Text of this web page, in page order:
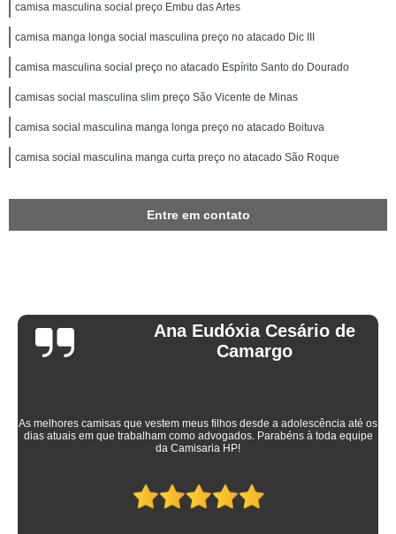
camisa masculina social preço Embu das Artes
camisa manga longa social masculina preço no atacado Dic III
camisa masculina social preço no atacado Espírito Santo do Dourado
camisas social masculina slim preço São Vicente de Minas
camisa social masculina manga longa preço no atacado Boituva
camisa social masculina manga curta preço no atacado São Roque
Entre em contato
Ana Eudóxia Cesário de
Camargo
As melhores camisas que vestem meus filhos desde a adolescência até os
dias atuais em que trabalham como advogados. Parabéns à toda equipe
da Camisaria HP!